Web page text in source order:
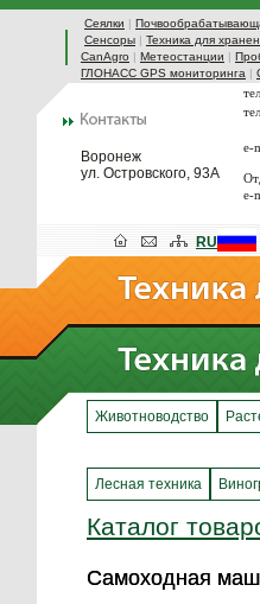
Сеялки |
Сенсоры | Техника для
CanAgro | Метеостанции |
ГЛОНАСС GPS мониторинга |
Воронеж
ул. Островского, 93А
e-
e-
RU
Животноводство
Лесная техника
Каталог
Самоходная
Самоходная